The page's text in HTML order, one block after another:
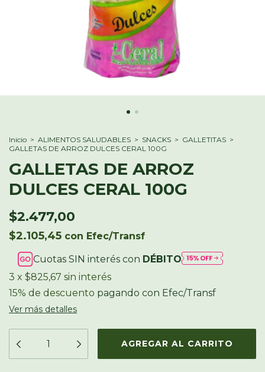
Inicio > ALIMENTOS SALUDABLES > SNACKS > GALLETITAS >
GALLETAS DE ARROZ DULCES CERAL 100G
GALLETAS DE ARROZ
DULCES CERAL 100G
$2.477,00
$2.105,45 con Efec/Transf
Cuotas SIN interés con DÉBITO
3 x $825,67 sin interés
15% de descuento pagando con Efec/Transf
Ver más detalles